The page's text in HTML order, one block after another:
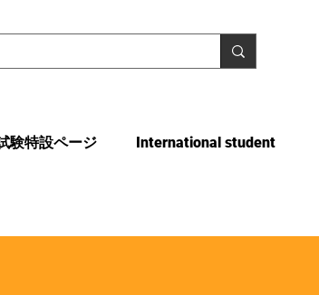
験特設ページ International student